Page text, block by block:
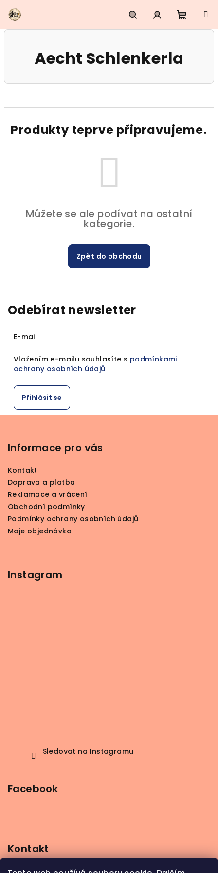
na
obsah
HledatPřihlášení
košík
Aecht Schlenkerla
Produkty teprve připravujeme.
Můžete se ale podívat na ostatní
kategorie.
Zpět do obchodu
Odebírat newsletter
E-mail
Vložením e-mailu souhlasíte s podmínkami
ochrany osobních údajů
Přihlásit se
Informace pro vás
Kontakt
Doprava a platba
Reklamace a vrácení
Obchodní podmínky
Podmínky ochrany osobních údajů
Moje objednávka
Instagram
Sledovat na Instagramu
Facebook
Kontakt